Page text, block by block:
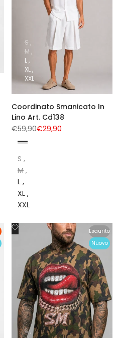
S
M
L
XL
XXL
Coordinato Smanicato In
Lino Art. Cd138
Prezzo
€59,90Prezzo
€29,90
Bianco
moro
S
M
L
XL
XXL
Esaurito
Nuovo
Aggiungi
dei
desideri
S